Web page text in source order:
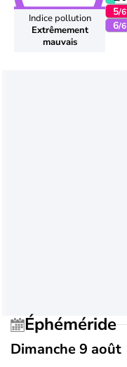
Indice pollution
Extrêmement
mauvais
5/6
6/6
Éphéméride
Dimanche 9 août